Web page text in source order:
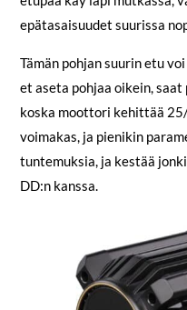
epätasaisuudet suurissa
Tämän pohjan suurin etu
et aseta pohjaa oikein,
koska moottori kehittää
voimakas, ja pienikin
tuntemuksia, ja kestää
DD:n kanssa.